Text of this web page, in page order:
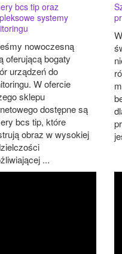
bcs tip oraz
systemy
nowoczesną
oferującą bogaty
urządzeń do
W ofercie
sklepu
dostępne są
bcs tip, które
obraz w wysokiej
...